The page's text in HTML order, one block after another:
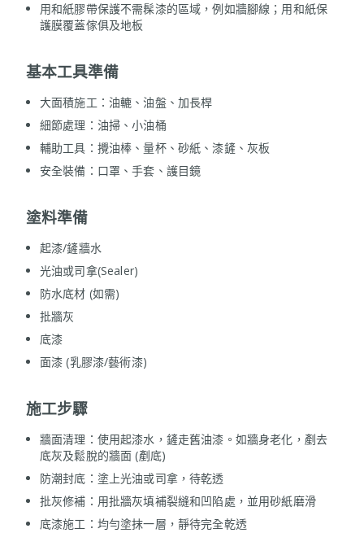
用和紙膠帶保護不需髹漆的區域，例如牆腳線；用和紙保
護膜覆蓋傢俱及地板
基本工具準備
大面積施工：油轆、油盤、加長桿
細節處理：油掃、小油桶
輔助工具：攪油棒、量杯、砂紙、漆鏟、灰板
安全裝備：口罩、手套、護目鏡
塗料準備
起漆/鏟牆水
光油或司拿(Sealer)
防水底材 (如需)
批牆灰
底漆
面漆 (乳膠漆/藝術漆)
施工步驟
牆面清理：使用起漆水，鏟走舊油漆。如牆身老化，剷去
底灰及鬆脫的牆面 (剷底)
防潮封底：塗上光油或司拿，待乾透
批灰修補：用批牆灰填補裂縫和凹陷處，並用砂紙磨滑
底漆施工：均勻塗抹一層，靜待完全乾透